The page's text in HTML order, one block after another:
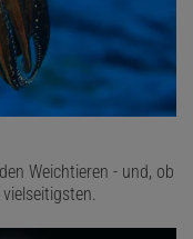
Weichtieren - und, ob